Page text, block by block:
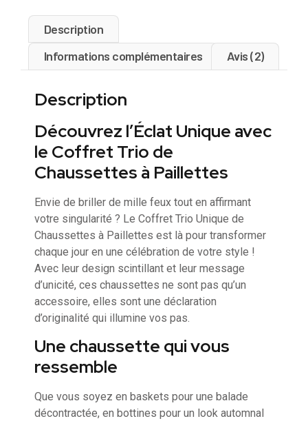
Description
Informations complémentaires
Avis (2)
Description
Découvrez l’Éclat Unique avec
le Coffret Trio de
Chaussettes à Paillettes
Envie de briller de mille feux tout en affirmant
votre singularité ? Le Coffret Trio Unique de
Chaussettes à Paillettes est là pour transformer
chaque jour en une célébration de votre style !
Avec leur design scintillant et leur message
d’unicité, ces chaussettes ne sont pas qu’un
accessoire, elles sont une déclaration
d’originalité qui illumine vos pas.
Une chaussette qui vous
ressemble
Que vous soyez en baskets pour une balade
décontractée, en bottines pour un look automnal